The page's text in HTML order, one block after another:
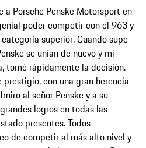
a Porsche Penske Motorsport en
poder competir con el 963 y
superior. Cuando supe
se unían de nuevo y mi
tomé rápidamente la decisión.
con una gran herencia
al señor Penske y a su
logros en todas las
presentes. Todos
de competir al más alto nivel y